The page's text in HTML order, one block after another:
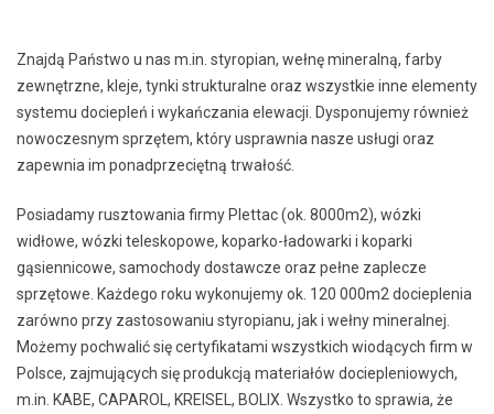
Znajdą Państwo u nas m.in. styropian, wełnę mineralną, farby
zewnętrzne, kleje, tynki strukturalne oraz wszystkie inne elementy
systemu dociepleń i wykańczania elewacji. Dysponujemy również
nowoczesnym sprzętem, który usprawnia nasze usługi oraz
zapewnia im ponadprzeciętną trwałość.
Posiadamy rusztowania firmy Plettac (ok. 8000m2), wózki
widłowe, wózki teleskopowe, koparko-ładowarki i koparki
gąsiennicowe, samochody dostawcze oraz pełne zaplecze
sprzętowe. Każdego roku wykonujemy ok. 120 000m2 docieplenia
zarówno przy zastosowaniu styropianu, jak i wełny mineralnej.
Możemy pochwalić się certyfikatami wszystkich wiodących firm w
Polsce, zajmujących się produkcją materiałów dociepleniowych,
m.in. KABE, CAPAROL, KREISEL, BOLIX. Wszystko to sprawia, że